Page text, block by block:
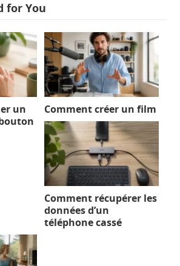
for You
un
Comment créer un film
Comment récupérer les
données d’un
téléphone cassé